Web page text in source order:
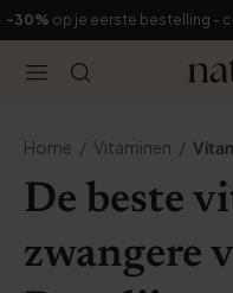
-30% op je eerste bestelling -
Home Vitaminen
De beste
zwangere